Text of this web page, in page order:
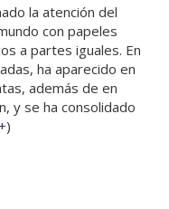
la atención del
con papeles
a partes iguales. En
ha aparecido en
además de en
y se ha consolidado
)